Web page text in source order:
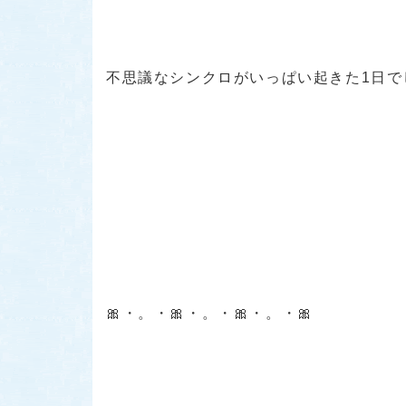
不思議なシンクロがいっぱい起きた1日
🎀・。・🎀・。・🎀・。・🎀